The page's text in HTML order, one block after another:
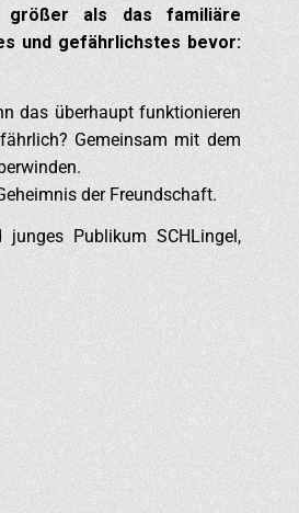
größer als das familiäre
und gefährlichstes bevor:
das überhaupt funktionieren
Gemeinsam mit dem
der Freundschaft.
Publikum SCHLingel,